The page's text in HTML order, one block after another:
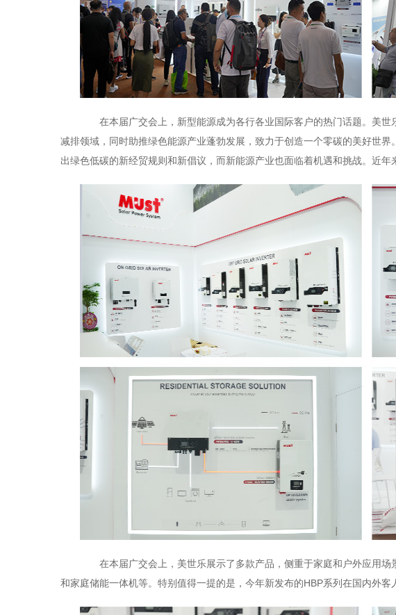
在本届广交会上，新型能源成为各行各业国际客户的热门话题。美世
减排领域，同时助推绿色能源产业蓬勃发展，致力于创造一个零碳的美好世
出绿色低碳的新经贸规则和新倡议，而新能源产业也面临着机遇和挑战。近
在本届广交会上，美世乐展示了多款产品，侧重于家庭和户外应用场
和家庭储能一体机等。特别值得一提的是，今年新发布的HBP系列在国内外客